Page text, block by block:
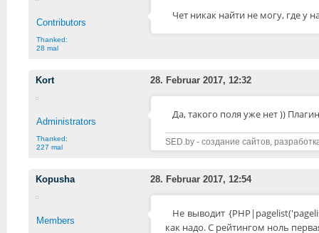
Contributors
Thanked:
28 mal
Чет никак найти не могу, где у
Kort 28. Februar 2017, 12:32
Administrators
Thanked:
227 mal
Да, такого поля уже нет ))
SED.by - создание сайтов,
Kopusha 28. Februar 2017, 12:54
Members
Не выводит
как надо. С рейтингом ноль